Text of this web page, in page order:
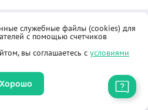
приёмная
продажи товаров
служебные файлы (cookies) для
с помощью счетчиков
вы соглашаетесь с условиями
Хорошо